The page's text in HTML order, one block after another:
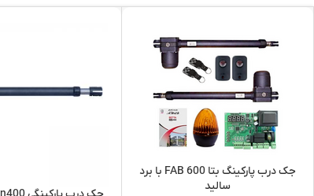
جک درب پارکینگ بتا FAB 600 با برد
سالید